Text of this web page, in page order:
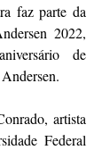
faz parte da
2022,
de
artista
Federal